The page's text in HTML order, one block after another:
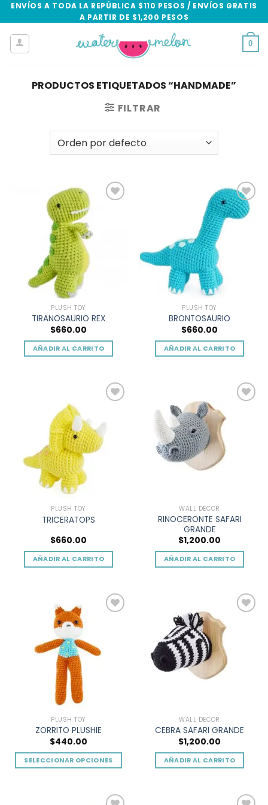
Skip
to
content
ENVÍOS A TODA LA REPÚBLICA $110 PESOS / ENVÍOS GRATIS
A PARTIR DE $1,200 PESOS
0
PRODUCTOS ETIQUETADOS “HANDMADE”
FILTRAR
PLUSH TOY
TIRANOSAURIO REX
$660.00
AÑADIR AL CARRITO
Add to
wishlist
PLUSH TOY
BRONTOSAURIO
$660.00
AÑADIR AL CARRITO
PLUSH TOY
TRICERATOPS
$660.00
AÑADIR AL CARRITO
WALL DECOR
RINOCERONTE SAFARI
GRANDE
$1,200.00
AÑADIR AL CARRITO
PLUSH TOY
ZORRITO PLUSHIE
$440.00
SELECCIONAR OPCIONES
WALL DECOR
CEBRA SAFARI GRANDE
$1,200.00
AÑADIR AL CARRITO